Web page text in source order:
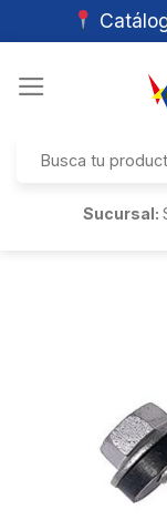
por:
Sucursal: